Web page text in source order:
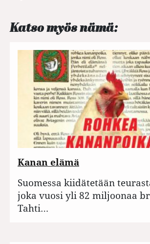
Katso myös nämä:
Kanan elämä
Suomessa kiidätetään
joka vuosi yli 82 miljoonaa
Tahti…